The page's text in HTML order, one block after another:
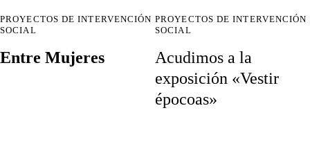
PROYECTOS DE INTERVENCIÓN
SOCIAL
Entre Mujeres
PROYECTOS DE INTERVENCIÓN
SOCIAL
Acudimos a la
exposición «Vestir
épocoas»